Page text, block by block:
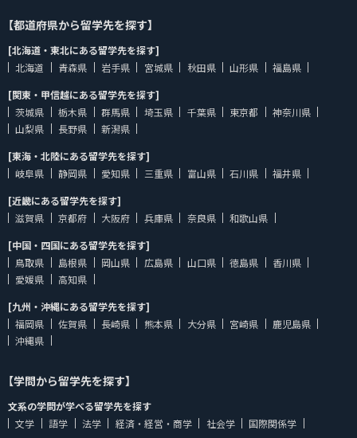
【都道府県から留学先を探す】
[北海道・東北にある留学先を探す]
北海道
青森県 岩手県 宮城県 秋田県 山形県
福島県
[関東・甲信越にある留学先を探す]
茨城県
栃木県 群馬県 埼玉県 千葉県 東京都
神奈川県
山梨県
長野県
新潟県
[東海・北陸にある留学先を探す]
岐阜県
静岡県 愛知県 三重県 富山県 石川県
福井県
[近畿にある留学先を探す]
滋賀県
京都府 大阪府 兵庫県 奈良県
和歌山県
[中国・四国にある留学先を探す]
鳥取県
島根県 岡山県 広島県 山口県 徳島県
香川県
愛媛県
高知県
[九州・沖縄にある留学先を探す]
福岡県
佐賀県 長崎県 熊本県 大分県 宮崎県
鹿児島県
沖縄県
【学問から留学先を探す】
文系の学問が学べる留学先を探す
文学
語学 法学 経済・経営・商学 社会学
国際関係学